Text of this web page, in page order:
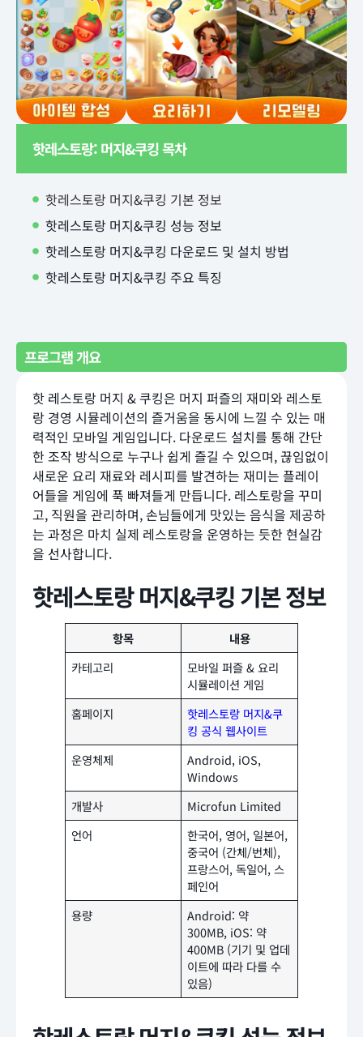
핫레스토랑: 머지&쿠킹 목차
핫레스토랑 머지&쿠킹 기본 정보
핫레스토랑 머지&쿠킹 성능 정보
핫레스토랑 머지&쿠킹 다운로드 및 설치 방법
핫레스토랑 머지&쿠킹 주요 특징
프로그램 개요
핫 레스토랑 머지 & 쿠킹은 머지 퍼즐의 재미와 레스토
랑 경영 시뮬레이션의 즐거움을 동시에 느낄 수 있는 매
력적인 모바일 게임입니다. 다운로드 설치를 통해 간단
한 조작 방식으로 누구나 쉽게 즐길 수 있으며, 끊임없이
새로운 요리 재료와 레시피를 발견하는 재미는 플레이
어들을 게임에 푹 빠져들게 만듭니다. 레스토랑을 꾸미
고, 직원을 관리하며, 손님들에게 맛있는 음식을 제공하
는 과정은 마치 실제 레스토랑을 운영하는 듯한 현실감
을 선사합니다.
핫레스토랑 머지&쿠킹 기본 정보
항목
내용
카테고리
모바일 퍼즐 & 요리
시뮬레이션 게임
홈페이지
핫레스토랑 머지&쿠
킹 공식 웹사이트
운영체제
Android, iOS,
Windows
개발사
Microfun Limited
언어
한국어, 영어, 일본어,
중국어 (간체/번체),
프랑스어, 독일어, 스
페인어
용량
Android: 약
300MB, iOS: 약
400MB (기기 및 업데
이트에 따라 다를 수
있음)